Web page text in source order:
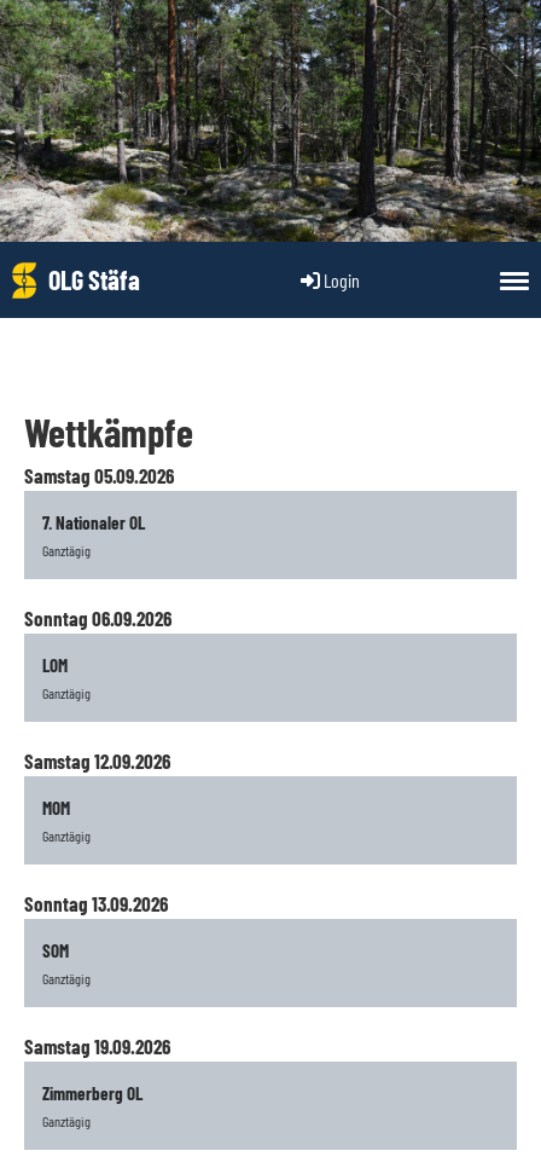
Login
OLG Stäfa
Wettkämpfe
Samstag 05.09.2026
7. Nationaler OL
Ganztägig
Sonntag 06.09.2026
LOM
Ganztägig
Samstag 12.09.2026
MOM
Ganztägig
Sonntag 13.09.2026
SOM
Ganztägig
Samstag 19.09.2026
Zimmerberg OL
Ganztägig